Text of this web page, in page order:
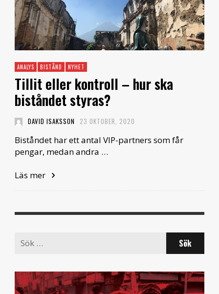
ANALYS BISTÅND NYHET
Tillit eller kontroll – hur ska
biståndet styras?
DAVID ISAKSSON 23 OKTOBER, 2020
Biståndet har ett antal VIP-partners som får
pengar, medan andra …
Läs mer
Search
for: